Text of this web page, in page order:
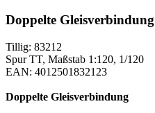
Doppelte Gleisverbindung
Tillig: 83212
Spur TT, Maßstab 1:120, 1/120
EAN: 4012501832123
Doppelte Gleisverbindung